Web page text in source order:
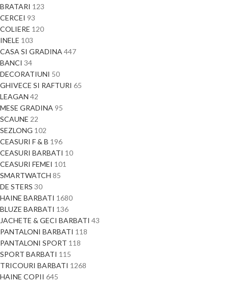
BRATARI 123
CERCEI 93
COLIERE 120
INELE 103
CASA SI GRADINA 447
BANCI 34
DECORATIUNI 50
GHIVECE SI RAFTURI 65
LEAGAN 42
MESE GRADINA 95
SCAUNE 22
SEZLONG 102
CEASURI F & B 196
CEASURI BARBATI 10
CEASURI FEMEI 101
SMARTWATCH 85
DE STERS 30
HAINE BARBATI 1680
BLUZE BARBATI 136
JACHETE & GECI BARBATI 43
PANTALONI BARBATI 118
PANTALONI SPORT 118
SPORT BARBATI 115
TRICOURI BARBATI 1268
HAINE COPII 645